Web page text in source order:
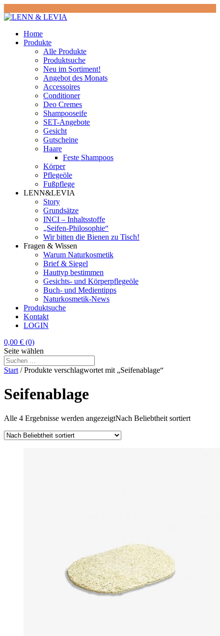
Home
Produkte
Alle Produkte
Produktsuche
Neu im Sortiment!
Angebot des Monats
Accessoires
Conditioner
Deo Cremes
Shampooseife
SET-Angebote
Gesicht
Gutscheine
Haare
Feste Shampoos
Körper
Pflegeöle
Fußpflege
LENN&LEVIA
Story
Grundsätze
INCI – Inhaltsstoffe
„Seifen-Philosophie“
Wir bitten die Bienen zu Tisch!
Fragen & Wissen
Warum Naturkosmetik
Brief & Siegel
Hauttyp bestimmen
Gesichts- und Körperpflegeöle
Buch- und Medientipps
Naturkosmetik-News
Produktsuche
Kontakt
LOGIN
0,00 € (0)
Seite wählen
Start / Produkte verschlagwortet mit „Seifenablage“
Seifenablage
Alle 4 Ergebnisse werden angezeigtNach Beliebtheit sortiert